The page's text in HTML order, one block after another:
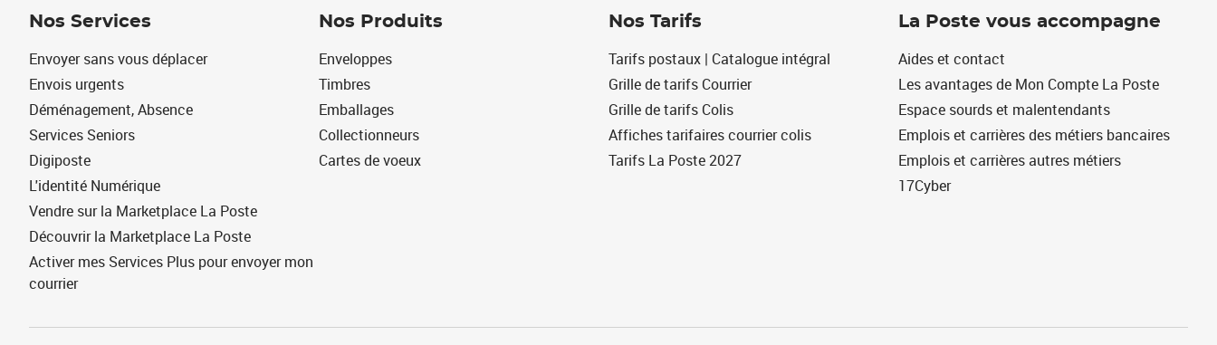
Nos Services
Envoyer sans vous déplacer
Envois urgents
Déménagement, Absence
Services Seniors
Digiposte
L'identité Numérique
Vendre sur la Marketplace La Poste
Découvrir la Marketplace La Poste
Activer mes Services Plus pour envoyer mon
courrier
Nos Produits
Enveloppes
Timbres
Emballages
Collectionneurs
Cartes de voeux
Nos Tarifs
Tarifs postaux | Catalogue intégral
Grille de tarifs Courrier
Grille de tarifs Colis
Affiches tarifaires courrier colis
Tarifs La Poste 2027
La Poste vous accompagne
Aides et contact
Les avantages de Mon Compte La Poste
Espace sourds et malentendants
Emplois et carrières des métiers bancaires
Emplois et carrières autres métiers
17Cyber